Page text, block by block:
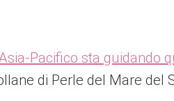
Pacifico sta guidando
di Perle del Mare del